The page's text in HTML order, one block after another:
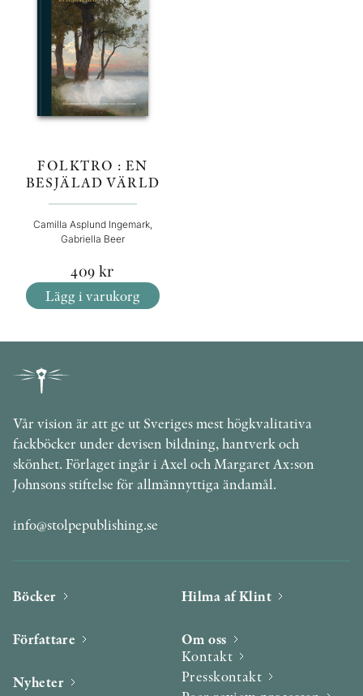
FOLKTRO : EN
BESJÄLAD VÄRLD
Camilla Asplund Ingemark,
Gabriella Beer
409 kr
Lägg i varukorg
Vår vision är att ge ut Sveriges mest högkvalitativa
fackböcker under devisen bildning, hantverk och
skönhet. Förlaget ingår i Axel och Margaret Ax:son
Johnsons stiftelse för allmännyttiga ändamål.
info@stolpepublishing.se
Böcker
Författare
Nyheter
Hilma af Klint
Om oss
Kontakt
Presskontakt